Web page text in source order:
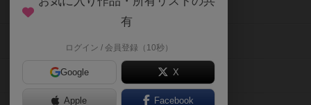
有
ログイン / 会員登録（10秒）
Google X
Apple Facebook
メカニクス特集
掲示板・トピックス
ボドとも・会員一覧